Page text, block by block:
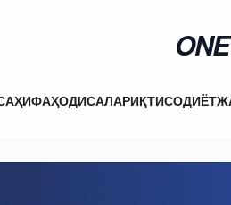
ҲОДИСАЛАРИҚТИСОДИЁТ